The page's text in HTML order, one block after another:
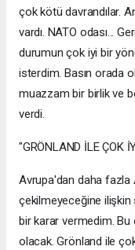
çok kötü davrandılar.
vardı. NATO odası...
durumun çok iyi bir
isterdim. Basın orada
muazzam bir birlik ve
verdi.
"GRÖNLAND İLE ÇOK
Avrupa'dan daha fazla
çekilmeyeceğine
bir karar vermedim. Bu
olacak. Grönland ile